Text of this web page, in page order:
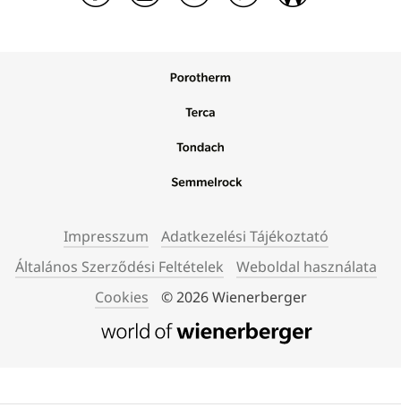
Impresszum
Adatkezelési Tájékoztató
Általános Szerződési Feltételek
Weboldal használata
Cookies
© 2026 Wienerberger